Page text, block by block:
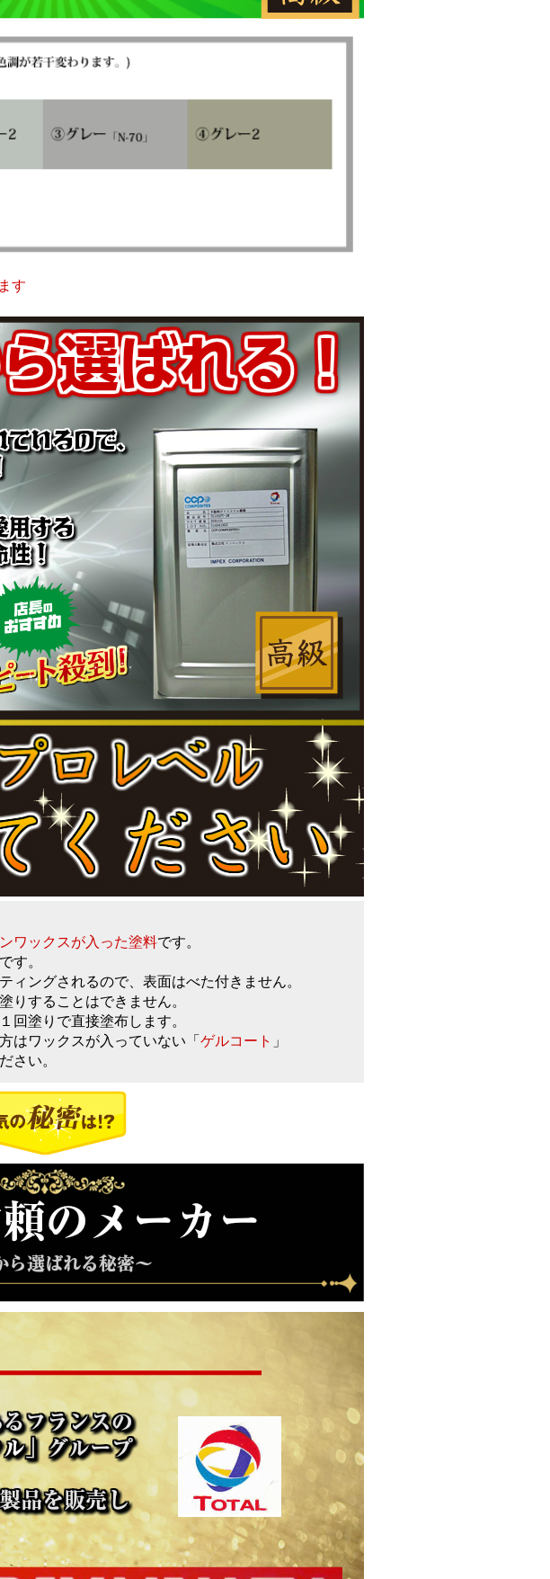
す
ワックスが入った塗料です。
す。
ングされるので、表面はべた付きません。
りすることはできません。
塗りで直接塗布します。
はワックスが入っていない「 ゲルコート 」
さい。